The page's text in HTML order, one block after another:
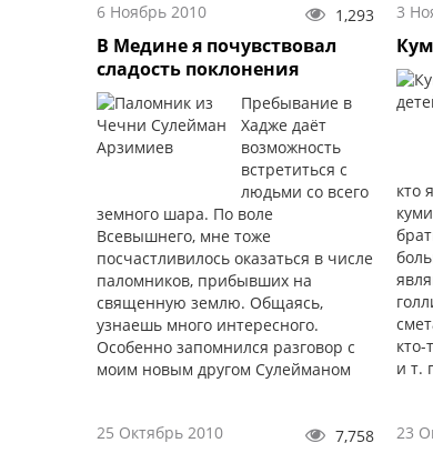
чтобы было единство среди
путников и чтобы было легче
преодолеть трудности пути.
6 Ноябрь 2010 1,293
В Медине я почувствовал
сладость поклонения
Пребывание в
Хадже даёт
возможность
встретиться с
людьми со всего
земного шара. По воле
Всевышнего, мне тоже
посчастливилось оказаться в числе
паломников, прибывших на
священную землю. Общаясь,
узнаешь много интересного.
Особенно запомнился разговор с
моим новым другом Сулейманом
3
кто
и т.
25 Октябрь 2010 7,758 23